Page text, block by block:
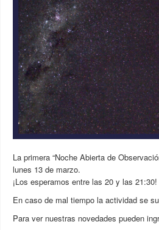
La primera “Noche Abierta de
lunes 13 de marzo.
¡Los esperamos entre las 20 y las 21:30!
En caso de mal tiempo la actividad se
Para ver nuestras novedades pueden